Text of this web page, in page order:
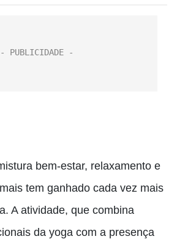
bem-estar, relaxamento e
tem ganhado cada vez mais
A atividade, que combina
da yoga com a presença